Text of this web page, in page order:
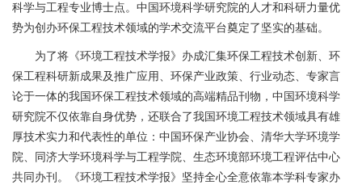
科学与工程专业博士点。中国环境科学研究院的人才和科研力量优
势为创办环保工程技术领域的学术交流平台奠定了坚实的基础。
为了将《环境工程技术学报》办成汇集环保工程技术创新、环
保工程科研新成果及推广应用、环保产业政策、行业动态、专家言
论于一体的我国环保工程技术领域的高端精品刊物，中国环境科学
研究院不仅依靠自身优势，还联合了我国环境工程技术领域具有雄
厚技术实力和代表性的单位：中国环保产业协会、清华大学环境学
院、同济大学环境科学与工程学院、 生态环境部环境工程评估中心
共同办刊。《环境工程技术学报》坚持全心全意依靠本学科专家办